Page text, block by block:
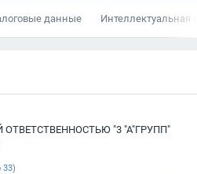
данные Интеллектуальная
"3 "А"ГРУПП"
33)